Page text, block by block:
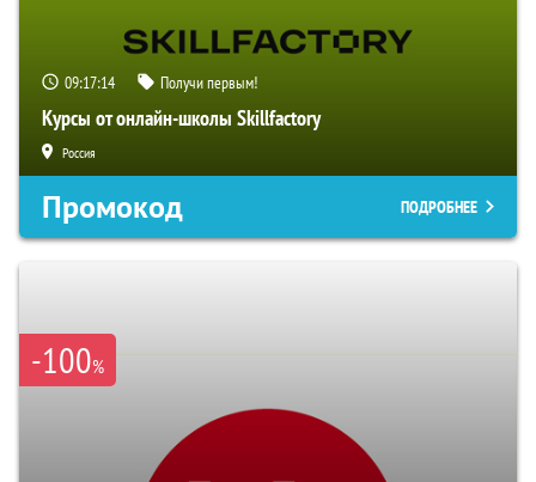
09:17:13 Получи первым!
Курсы от онлайн-школы Skillfactory
Россия
Промокод ПОДРОБНЕЕ
-100%